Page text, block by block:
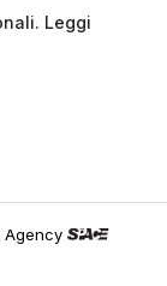
Leggi
Agency